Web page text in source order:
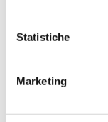
Statistiche
Marketing
Mer – Ven: